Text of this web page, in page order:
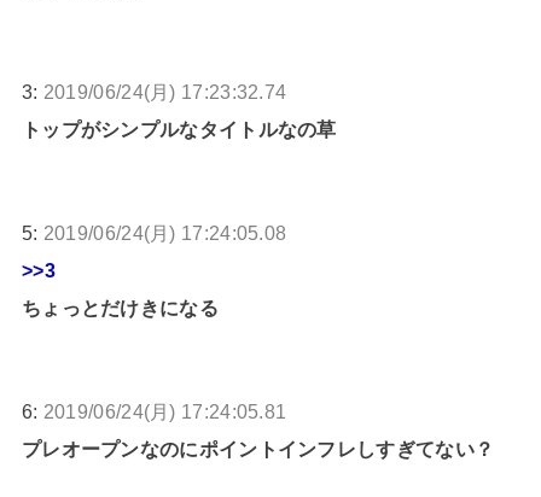
3: 2019/06/24(月) 17:23:32.74
トップがシンプルなタイトルなの草
5: 2019/06/24(月) 17:24:05.08
>>3
ちょっとだけきになる
6: 2019/06/24(月) 17:24:05.81
プレオープンなのにポイントインフレしすぎてない？